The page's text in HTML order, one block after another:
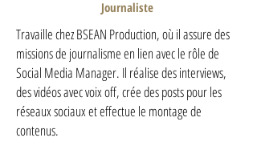
Journaliste
Travaille chez BSEAN Production, où il assure des
missions de journalisme en lien avec le rôle de
Social Media Manager. Il réalise des interviews,
des vidéos avec voix off, crée des posts pour les
réseaux sociaux et effectue le montage de
contenus.